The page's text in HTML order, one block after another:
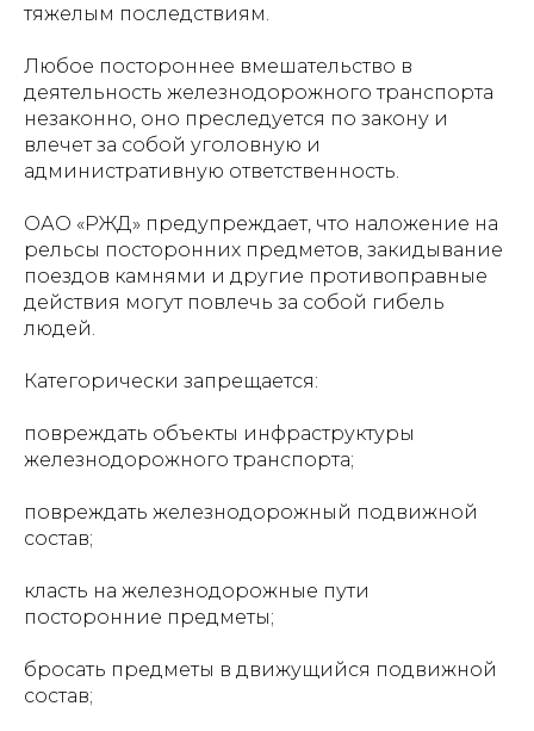
тяжелым последствиям.
Любое постороннее вмешательство в
деятельность железнодорожного транспорта
незаконно, оно преследуется по закону и
влечет за собой уголовную и
административную ответственность.
ОАО «РЖД» предупреждает, что наложение на
рельсы посторонних предметов, закидывание
поездов камнями и другие противоправные
действия могут повлечь за собой гибель
людей.
Категорически запрещается:
повреждать объекты инфраструктуры
железнодорожного транспорта;
повреждать железнодорожный подвижной
состав;
класть на железнодорожные пути
посторонние предметы;
бросать предметы в движущийся подвижной
состав;